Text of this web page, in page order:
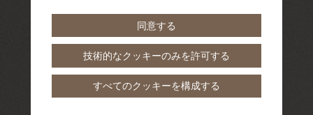
同意する
技術的なクッキーのみを許可する
すべてのクッキーを構成する